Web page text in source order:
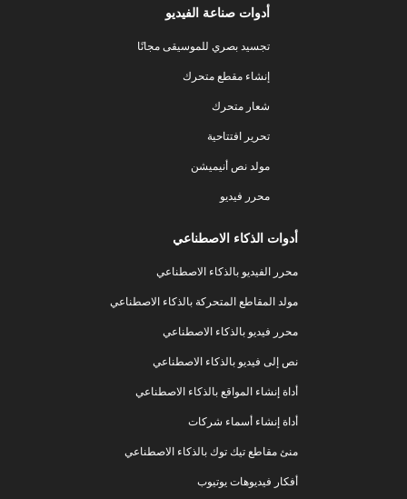
أدوات صناعة الفيديو
تجسيد بصري للموسيقى مجانًا
إنشاء مقطع متحرك
شعار متحرك
تحرير افتتاحية
مولد نص أنيميشن
محرر فيديو
أدوات الذكاء الاصطناعي
محرر الفيديو بالذكاء الاصطناعي
مولد المقاطع المتحركة بالذكاء الاصطناعي
محرر فيديو بالذكاء الاصطناعي
نص إلى فيديو بالذكاء الاصطناعي
أداة إنشاء المواقع بالذكاء الاصطناعي
أداة إنشاء أسماء شركات
منئ مقاطع تيك توك بالذكاء الاصطناعي
أفكار فيديوهات يوتيوب